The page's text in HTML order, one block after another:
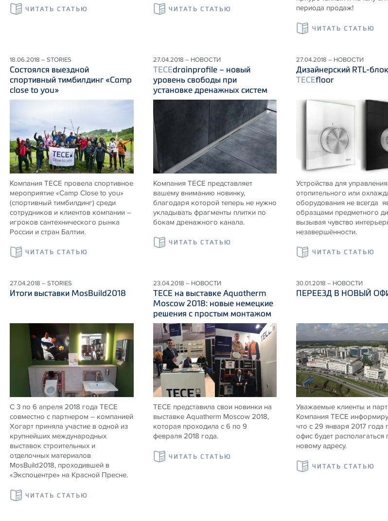
ЧИТАТЬ СТАТЬЮ ЧИТАТЬ СТАТЬЮ
периода продаж!
ЧИТАТЬ СТАТЬЮ
18.06.2018 – STORIES
Состоялся выездной
спортивный тимбилдинг «Camp
close to you»
Компания ТЕСЕ провела спортивное
мероприятие «Camp Close to you»
(спортивный тимбилдинг) среди
сотрудников и клиентов компании –
игроков сантехнического рынка
России и стран Балтии.
ЧИТАТЬ СТАТЬЮ
27.04.2018 – НОВОСТИ
TECEdrainprofile – новый
уровень свободы при
установке дренажных систем
Компания ТЕСЕ представляет
вашему вниманию новинку,
благодаря которой теперь не нужно
укладывать фрагменты плитки по
бокам дренажного канала.
ЧИТАТЬ СТАТЬЮ
27.04.2018 – НОВОСТИ
Дизайнерский RTL-
TECEfloor
Устройства для
отопительного или
оборудования не всегда
образцами предметного
вызывая чувство
незавершённости.
ЧИТАТЬ СТАТЬЮ
27.04.2018 – STORIES
Итоги выставки MosBuild2018
С 3 по 6 апреля 2018 года ТЕСЕ
совместно с партнером – компанией
Хогарт приняла участие в одной из
крупнейших международных
выставок строительных и
отделочных материалов
MosBuild2018, проходившей в
«Экспоцентре» на Красной Пресне.
ЧИТАТЬ СТАТЬЮ
23.04.2018 – НОВОСТИ
ТЕСЕ на выставке Aquatherm
Moscow 2018: новые немецкие
решения с простым монтажом
ТЕСЕ представила свои новинки на
выставке Aquatherm Moscow 2018,
которая проходила с 6 по 9
февраля 2018 года.
ЧИТАТЬ СТАТЬЮ
30.01.2018 – НОВОСТИ
ПЕРЕЕЗД В НОВЫЙ
Уважаемые клиенты и
Компания TECE
что с 29 января 2017 года
офис будет располагаться
новому адресу.
ЧИТАТЬ СТАТЬЮ